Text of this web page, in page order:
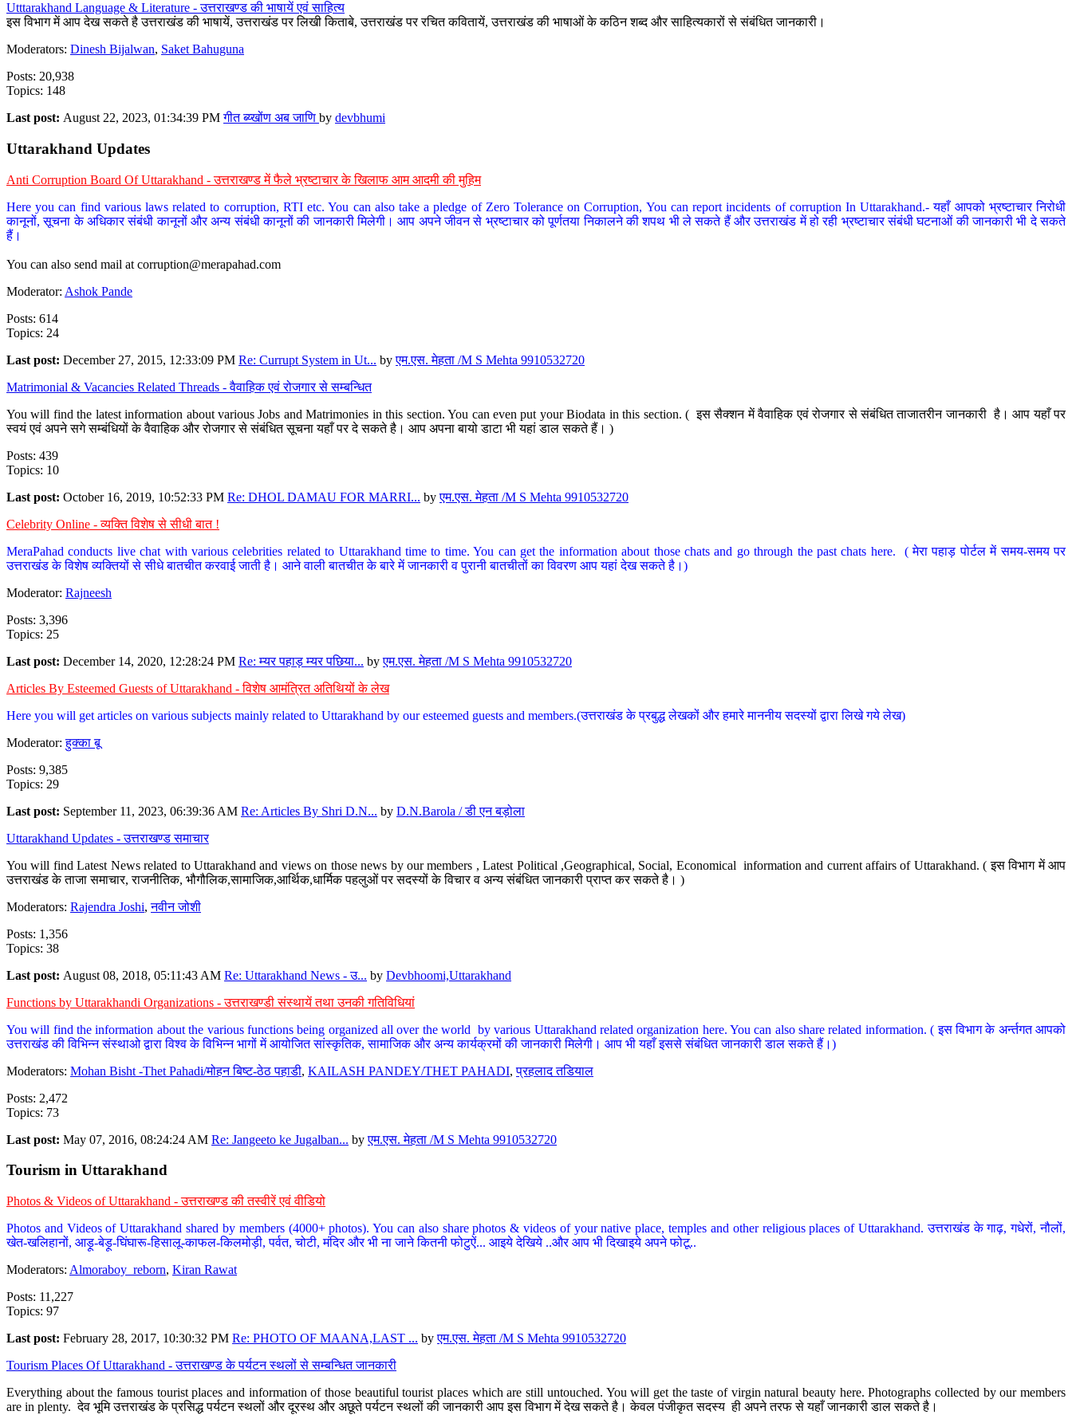
Utttarakhand Language & Literature - उत्तराखण्ड की भाषायें एवं साहित्य
इस विभाग में आप देख सकते है उत्तराखंड की भाषायें, उत्तराखंड पर लिखी किताबे, उत्तराखंड पर रचित कवितायें, उत्तराखंड की भाषाओं के कठिन शब्द और साहित्यकारों से संबंधित जानकारी।
Moderators: Dinesh Bijalwan, Saket Bahuguna
Posts: 20,938
Topics: 148
Last post: August 22, 2023, 01:34:39 PMगीत ब्य्खोंण अब जाणि by devbhumi
Uttarakhand Updates
Anti Corruption Board Of Uttarakhand - उत्तराखण्ड में फैले भ्रष्टाचार के खिलाफ आम आदमी की मुहिम
Here you can find various laws related to corruption, RTI etc. You can also take a pledge of Zero Tolerance on Corruption, You can report incidents of corruption In Uttarakhand.- यहाँ आपको भ्रष्टाचार निरोधी
कानूनों, सूचना के अधिकार संबंधी कानूनों और अन्य संबंधी कानूनों की जानकारी मिलेगी। आप अपने जीवन से भ्रष्टाचार को पूर्णतया निकालने की शपथ भी ले सकते हैं और उत्तराखंड में हो रही भ्रष्टाचार संबंधी घटनाओं की जानकारी भी दे सकते
हैं।
You can also send mail at corruption@merapahad.com
Moderator: Ashok Pande
Posts: 614
Topics: 24
Last post: December 27, 2015, 12:33:09 PM Re: Currupt System in Ut... byएम.एस. मेहता /M S Mehta 9910532720
Matrimonial & Vacancies Related Threads - वैवाहिक एवं रोजगार से सम्बन्धित
You will find the latest information about various Jobs and Matrimonies in this section. You can even put your Biodata in this section. ( इस सैक्शन में वैवाहिक एवं रोजगार से संबंधित ताजातरीन जानकारी है। आप यहाँ पर
स्वयं एवं अपने सगे सम्बंधियों के वैवाहिक और रोजगार से संबंधित सूचना यहाँ पर दे सकते है। आप अपना बायो डाटा भी यहां डाल सकते हैं। )
Posts: 439
Topics: 10
Last post: October 16, 2019, 10:52:33 PM Re: DHOL DAMAU FOR MARRI... byएम.एस. मेहता /M S Mehta 9910532720
Celebrity Online - व्यक्ति विशेष से सीधी बात !
MeraPahad conducts live chat with various celebrities related to Uttarakhand time to time. You can get the information about those chats and go through the past chats here. ( मेरा पहाड़ पोर्टल में समय-समय पर
उत्तराखंड के विशेष व्यक्तियों से सीधे बातचीत करवाई जाती है। आने वाली बातचीत के बारे में जानकारी व पुरानी बातचीतों का विवरण आप यहां देख सकते है।)
Moderator: Rajneesh
Posts: 3,396
Topics: 25
Last post: December 14, 2020, 12:28:24 PM Re: म्यर पहाड़ म्यर पछिया... byएम.एस. मेहता /M S Mehta 9910532720
Articles By Esteemed Guests of Uttarakhand - विशेष आमंत्रित अतिथियों के लेख
Here you will get articles on various subjects mainly related to Uttarakhand by our esteemed guests and members.(उत्तराखंड के प्रबुद्ध लेखकों और हमारे माननीय सदस्यों द्वारा लिखे गये लेख)
Moderator:हुक्का बू
Posts: 9,385
Topics: 29
Last post: September 11, 2023, 06:39:36 AM Re: Articles By Shri D.N... by D.N.Barola / डी एन बड़ोला
Uttarakhand Updates - उत्तराखण्ड समाचार
You will find Latest News related to Uttarakhand and views on those news by our members , Latest Political ,Geographical, Social, Economical information and current affairs of Uttarakhand. ( इस विभाग में आप
उत्तराखंड के ताजा समाचार, राजनीतिक, भौगौलिक,सामाजिक,आर्थिक,धार्मिक पहलुओं पर सदस्यों के विचार व अन्य संबंधित जानकारी प्राप्त कर सकते है। )
Moderators: Rajendra Joshi,नवीन जोशी
Posts: 1,356
Topics: 38
Last post: August 08, 2018, 05:11:43 AM Re: Uttarakhand News - उ... by Devbhoomi,Uttarakhand
Functions by Uttarakhandi Organizations - उत्तराखण्डी संस्थायें तथा उनकी गतिविधियां
You will find the information about the various functions being organized all over the world by various Uttarakhand related organization here. You can also share related information. ( इस विभाग के अर्न्तगत आपको
उत्तराखंड की विभिन्न संस्थाओ द्वारा विश्व के विभिन्न भागों में आयोजित सांस्कृतिक, सामाजिक और अन्य कार्यक्रमों की जानकारी मिलेगी। आप भी यहाँ इससे संबंधित जानकारी डाल सकते हैं।)
Moderators: Mohan Bisht -Thet Pahadi/मोहन बिष्ट-ठेठ पहाडी, KAILASH PANDEY/THET PAHADI,प्रहलाद तडियाल
Posts: 2,472
Topics: 73
Last post: May 07, 2016, 08:24:24 AM Re: Jangeeto ke Jugalban... byएम.एस. मेहता /M S Mehta 9910532720
Tourism in Uttarakhand
Photos & Videos of Uttarakhand - उत्तराखण्ड की तस्वीरें एवं वीडियो
Photos and Videos of Uttarakhand shared by members (4000+ photos). You can also share photos & videos of your native place, temples and other religious places of Uttarakhand. उत्तराखंड के गाढ़, गधेरों, नौलों,
खेत-खलिहानों, आड़ू-बेड़ू-घिंघारू-हिसालू-काफल-किलमोड़ी, पर्वत, चोटी, मंदिर और भी ना जाने कितनी फोटुऐं... आइये देखिये ..और आप भी दिखाइये अपने फोटू..
Moderators: Almoraboy_reborn, Kiran Rawat
Posts: 11,227
Topics: 97
Last post: February 28, 2017, 10:30:32 PM Re: PHOTO OF MAANA,LAST ... byएम.एस. मेहता /M S Mehta 9910532720
Tourism Places Of Uttarakhand - उत्तराखण्ड के पर्यटन स्थलों से सम्बन्धित जानकारी
Everything about the famous tourist places and information of those beautiful tourist places which are still untouched. You will get the taste of virgin natural beauty here. Photographs collected by our members
are in plenty. देव भूमि उत्तराखंड के प्रसिद्ध पर्यटन स्थलों और दूरस्थ और अछूते पर्यटन स्थलों की जानकारी आप इस विभाग में देख सकते है। केवल पंजीकृत सदस्य ही अपने तरफ से यहाँ जानकारी डाल सकते है।